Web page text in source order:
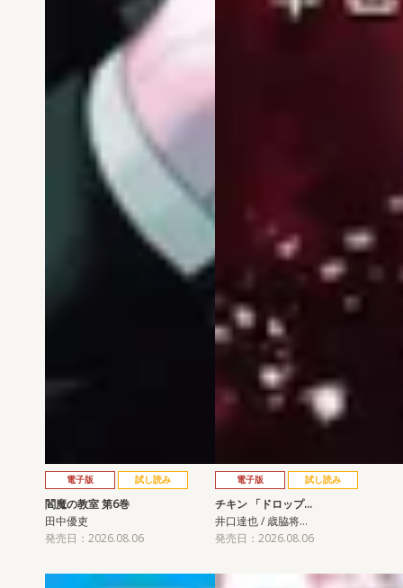
電子版 試し読み
閻魔の教室 第6巻
田中優吏
発売日：2026.08.06
電子版 試し読み
チキン 「ドロップ…
井口達也 / 歳脇将…
発売日：2026.08.06